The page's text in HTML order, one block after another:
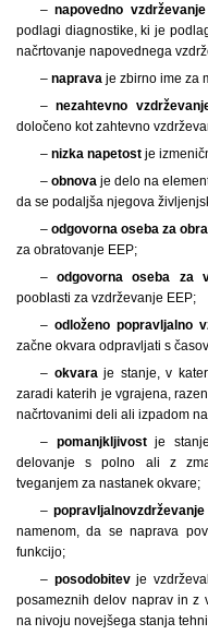
–napovedno vzdrževanje
podlagi diagnostike, ki je
načrtovanje napovednega
– napravaje zbirno ime za
–nezahtevno
določeno kot zahtevno
– nizka napetost je
–obnova je delo na
da se podaljša njegova
– odgovorna oseba za
za obratovanje EEP;
–odgovorna oseba za
pooblasti za vzdrževanje EEP;
–odloženo popravljalno
začne okvara odpravljati s
– okvaraje stanje, v
zaradi katerih je vgrajena,
načrtovanimi deli ali izpadom
– pomanjkljivostje stanje
delovanje s polno ali z
tveganjem za nastanek okvare;
– popravljalnovzdrževanje
namenom, da se naprava
funkcijo;
– posodobitevje
posameznih delov naprav in z
na nivoju novejšega stanja